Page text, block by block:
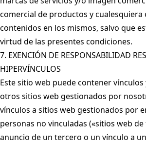
comercial de productos y
contenidos en los mismos, salvo que
virtud de las presentes condiciones.
7. EXENCIÓN DE RESPONSABILIDAD
HIPERVÍNCULOS
Este sitio web puede contener
otros sitios web gestionados por
vínculos a sitios web gestionados por
personas no vinculadas («sitios web
anuncio de un tercero o un vínculo a